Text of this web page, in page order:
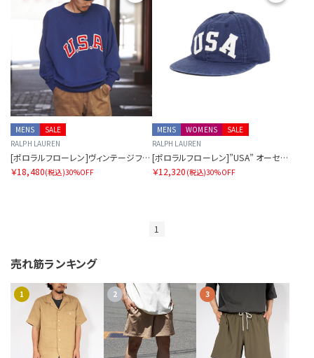
SALE
MENS
RALPH LAUREN
[ポロラルフローレン]ヴィンテージフィット ガーメントダイ ノベルティUSAクルーネックスウェット
￥18,480(税込)30%OFF
SALE
MENS
WOMENS
RALPH LAUREN
[ポロラルフローレン]”USA” オーセンティック ベースボールキャップ
￥12,320 (税込)30%OFF
1
売れ筋ランキング
1 2 3